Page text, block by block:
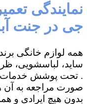
نمایندگی
جی در جنت
همه لوازم خانگی
ساید، لباسشویی،
. تحت پوشش خدمات
صورت مراجعه به آن
بدون هیچ ایرادی و